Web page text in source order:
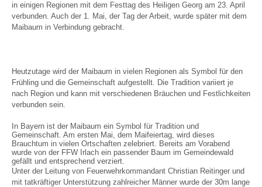
in einigen Regionen mit dem Festtag des Heiligen Georg am 23. April
verbunden. Auch der 1. Mai, der Tag der Arbeit, wurde später mit dem
Maibaum in Verbindung gebracht.
Heutzutage wird der Maibaum in vielen Regionen als Symbol für den
Frühling und die Gemeinschaft aufgestellt. Die Tradition variiert je
nach Region und kann mit verschiedenen Bräuchen und Festlichkeiten
verbunden sein.
In Bayern ist der Maibaum ein Symbol für Tradition und
Gemeinschaft. Am ersten Mai, dem Maifeiertag, wird dieses
Brauchtum in vielen Ortschaften zelebriert. Bereits am Vorabend
wurde von der FFW Irlach ein passender Baum im Gemeindewald
gefällt und entsprechend verziert.
Unter der Leitung von Feuerwehrkommandant Christian Reitinger und
mit tatkräftiger Unterstützung zahlreicher Männer wurde der 30m lange